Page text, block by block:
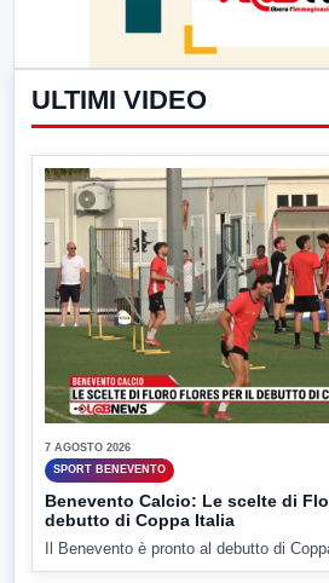
ULTIMI VIDEO
7 AGOSTO 2026
SPORT BENEVENTO
Benevento Calcio: Le scelte di
debutto di Coppa Italia
Il Benevento è pronto al debutto di